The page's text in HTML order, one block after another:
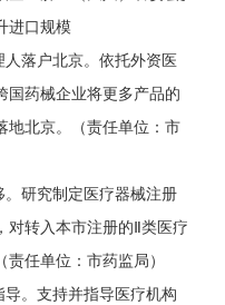
进口规模
落户北京。 依托外资医
国药械企业将更多产品的
地北京。
（责任单位：市
研究制定医疗器械注册
对转入本市注册的Ⅱ类医疗
（责任单位：市药监局）
。 支持并指导医疗机构